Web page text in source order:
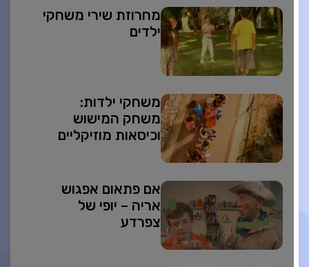
מחרוזת שירי משחקי
ילדים
משחקי ילדות:
משחק המישוש
וכיסאות מוזיקליים
אם פתאום אפגוש
אריה – יופי של
צפרדע